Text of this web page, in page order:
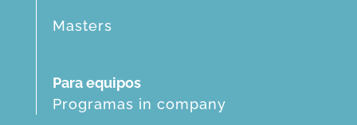
Masters
Para equipos
Programas in company